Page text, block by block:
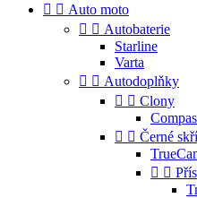
  Auto moto
  Autobaterie
Starline
Varta
  Autodoplňky
  Clony
  Černé
 